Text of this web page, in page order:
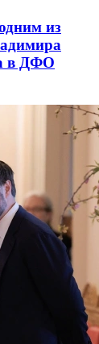
из
в ДФО